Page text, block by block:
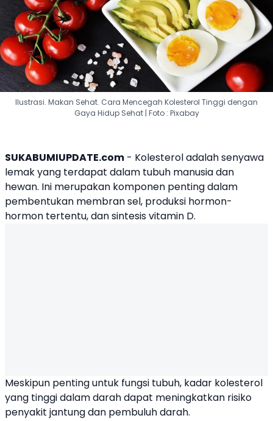
Ilustrasi. Makan Sehat. Cara Mencegah Kolesterol Tinggi dengan
Gaya Hidup Sehat | Foto : Pixabay
SUKABUMIUPDATE.com - Kolesterol adalah senyawa
lemak yang terdapat dalam tubuh manusia dan
hewan. Ini merupakan komponen penting dalam
pembentukan membran sel, produksi hormon-
hormon tertentu, dan sintesis vitamin D.
Meskipun penting untuk fungsi tubuh, kadar kolesterol
yang tinggi dalam darah dapat meningkatkan risiko
penyakit jantung dan pembuluh darah.